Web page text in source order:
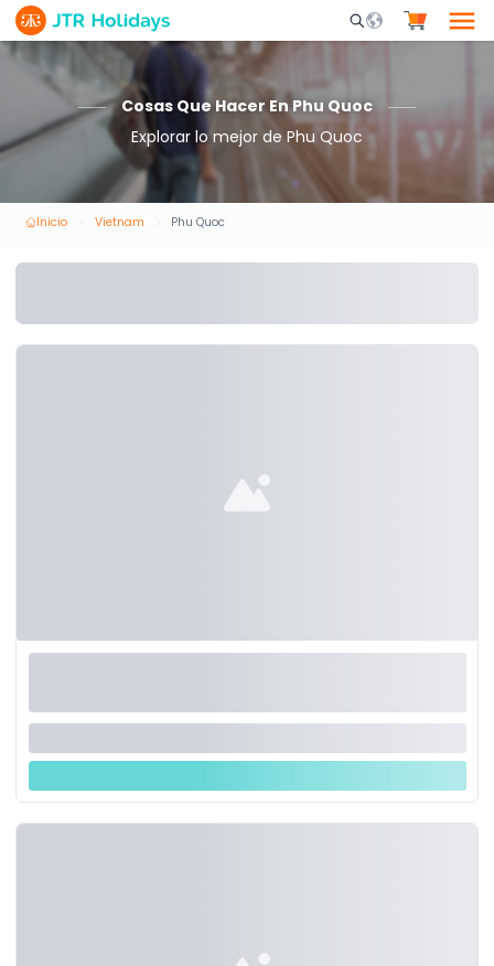
Mobile Search
Cosas Que Hacer En Phu Quoc
Explorar lo mejor de Phu Quoc
Inicio Vietnam Phu Quoc